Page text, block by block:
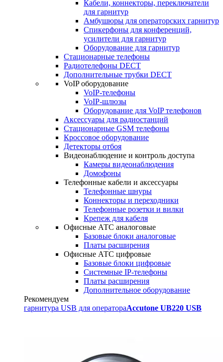
Кабели, коннекторы, переключатели
для гарнитур
Амбушюры для операторских гарнитур
Cпикерфоны для конференций,
усилители для гарнитур
Оборудование для гарнитур
Стационарные телефоны
Радиотелефоны DECT
Дополнительные трубки DECT
VoIP оборудование
VoIP-телефоны
VoIP-шлюзы
Оборудование для VoIP телефонов
Аксессуары для радиостанций
Стационарные GSM телефоны
Кроссовое оборудование
Детекторы отбоя
Видеонаблюдение и контроль доступа
Камеры видеонаблюдения
Домофоны
Телефонные кабели и аксессуары
Телефонные шнуры
Коннекторы и переходники
Телефонные розетки и вилки
Крепеж для кабеля
Офисные АТС аналоговые
Базовые блоки аналоговые
Платы расширения
Офисные АТС цифровые
Базовые блоки цифровые
Системные IP-телефоны
Платы расширения
Дополнительное оборудование
Рекомендуем
гарнитура USB для оператораAccutone UB220 USB